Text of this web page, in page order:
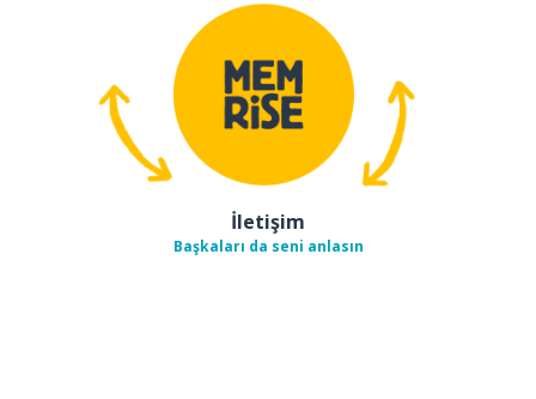
İletişim
Başkaları da seni anlasın